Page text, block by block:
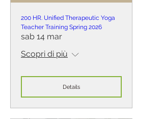
200 HR. Unified Therapeutic Yoga
Teacher Training Spring 2026
sab 14 mar
Scopri di più
Details